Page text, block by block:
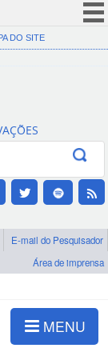
(COVID-19)
Canais
DO SITE
E-mail do Pesquisador
Área de imprensa
MENU